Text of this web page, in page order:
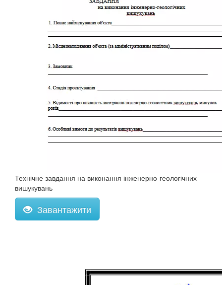
Технічне завдання на виконання інженерно-геологічних
вишукувань
Завантажити